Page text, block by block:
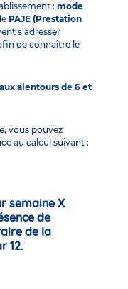
: mode
PAJE (Prestation
s’adresser
de connaître le
aux alentours de 6 et
vous pouvez
au calcul suivant :
semaine X
de
de la
12.